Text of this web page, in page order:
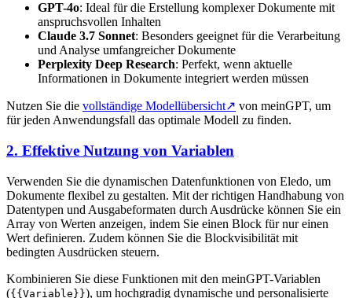
GPT-4o: Ideal für die Erstellung komplexer Dokumente mit
anspruchsvollen Inhalten
Claude 3.7 Sonnet: Besonders geeignet für die Verarbeitung
und Analyse umfangreicher Dokumente
Perplexity Deep Research: Perfekt, wenn aktuelle
Informationen in Dokumente integriert werden müssen
Nutzen Sie die vollständige Modellübersicht↗ von meinGPT, um
für jeden Anwendungsfall das optimale Modell zu finden.
2. Effektive Nutzung von Variablen
Verwenden Sie die dynamischen Datenfunktionen von Eledo, um
Dokumente flexibel zu gestalten. Mit der richtigen Handhabung von
Datentypen und Ausgabeformaten durch Ausdrücke können Sie ein
Array von Werten anzeigen, indem Sie einen Block für nur einen
Wert definieren. Zudem können Sie die Blockvisibilität mit
bedingten Ausdrücken steuern.
Kombinieren Sie diese Funktionen mit den meinGPT-Variablen
({{Variable}}), um hochgradig dynamische und personalisierte